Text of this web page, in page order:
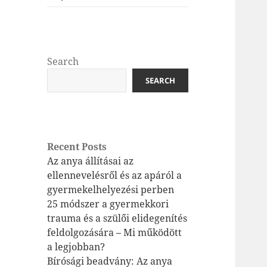
Search
SEARCH
Recent Posts
Az anya állításai az
ellennevelésről és az apáról a
gyermekelhelyezési perben
25 módszer a gyermekkori
trauma és a szülői elidegenítés
feldolgozására – Mi működött
a legjobban?
Bírósági beadvány: Az anya